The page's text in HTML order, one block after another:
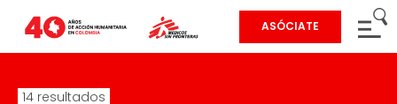
ASÓCIATE
14 resultados